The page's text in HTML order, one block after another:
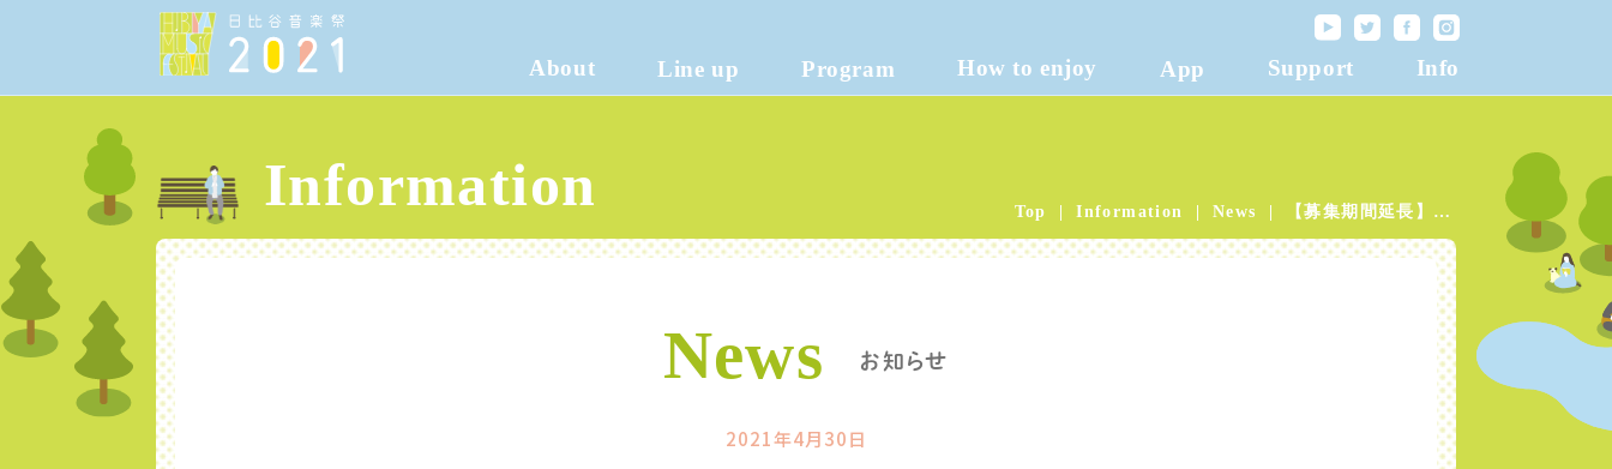
About Line up Program How to enjoy App Support Info
Information Top Information News 【募集期間延長】The たなしん・パーク・オーケストラ メンバー募集
News お知らせ
2021年4月30日